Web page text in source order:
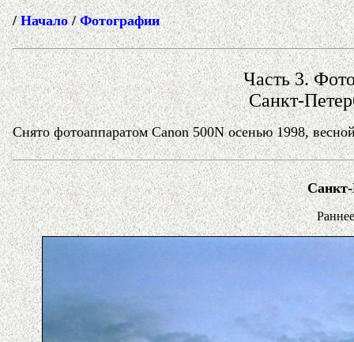
/Начало/Фотографии
Часть 3.
Санкт-
Снято фотоаппаратом Canon 500N осенью 1998,
Санкт-